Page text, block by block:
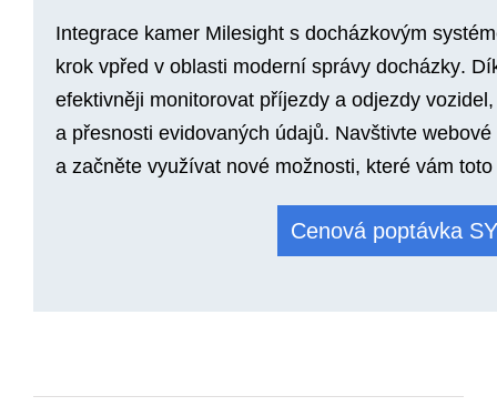
Integrace kamer Milesight s docházkovým
krok vpřed v oblasti moderní správy docházky.
efektivněji monitorovat příjezdy a odjezdy
a přesnosti evidovaných údajů. Navštivte
a začněte využívat nové možnosti, které vám
Cenová poptávka